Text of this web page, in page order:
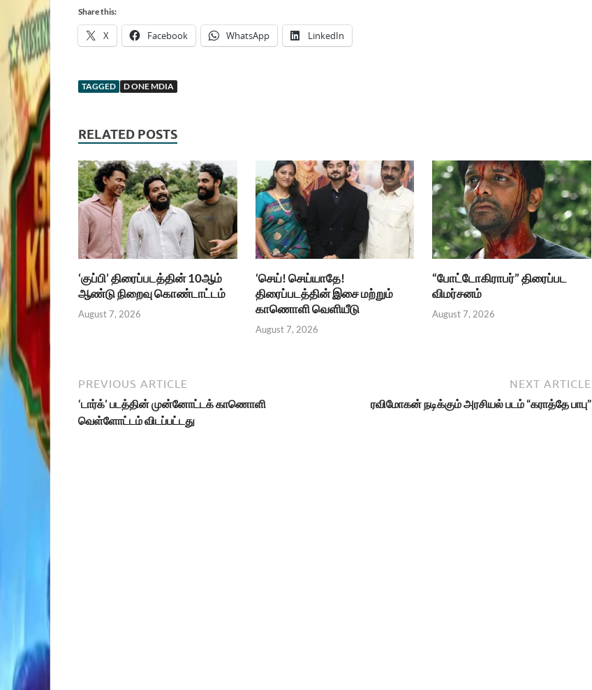
Share this:
X Facebook WhatsApp LinkedIn
TAGGED D ONE MDIA
RELATED POSTS
‘குப்பி’ திரைப்படத்தின் 10ஆம்
ஆண்டு நிறைவு கொண்டாட்டம்
August 7, 2026
‘செய்! செய்யாதே!
திரைப்படத்தின் இசை மற்றும்
காணொளி வெளியீடு
August 7, 2026
“போட்டோகிராபர்” திரைப்பட
விமர்சனம்
August 7, 2026
PREVIOUS ARTICLE
‘டார்க்’ படத்தின் முன்னோட்டக் காணொளி
வெள்ளோட்டம் விடப்பட்டது
NEXT ARTICLE
ரவிமோகன் நடிக்கும் அரசியல் படம் “கராத்தே பாபு”